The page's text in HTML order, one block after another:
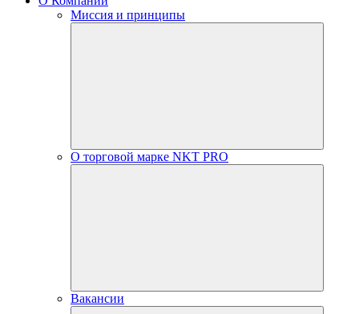
Миссия и принципы
О торговой марке NKT PRO
Вакансии